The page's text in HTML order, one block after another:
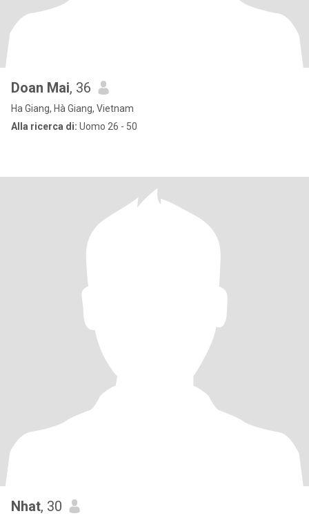
Doan Mai, 36
Ha Giang, Hà Giang, Vietnam
Alla ricerca di: Uomo 26 - 50
Nhat, 30